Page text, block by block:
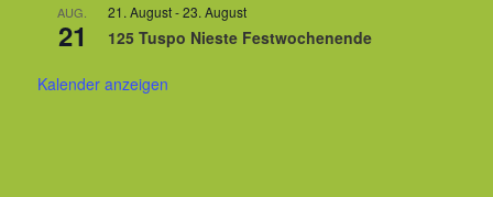
AUG.
21
21. August-23. August
125 Tuspo Nieste Festwochenende
Kalender anzeigen